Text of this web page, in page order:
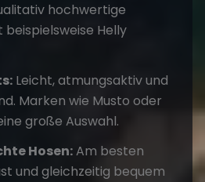
hochwertige
Helly
Leicht, atmungsaktiv und
Marken wie Musto oder
große Auswahl.
Hosen:Am besten
und gleichzeitig bequem